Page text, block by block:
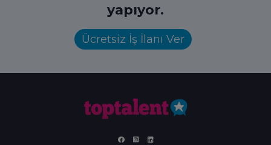
yapıyor.
Ücretsiz İş İlanı Ver